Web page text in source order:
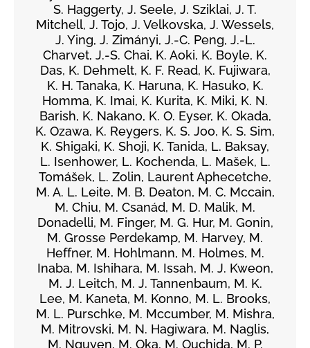
S. Haggerty, J. Seele, J. Sziklai, J. T.
Mitchell, J. Tojo, J. Velkovska, J. Wessels,
J. Ying, J. Zimányi, J.-C. Peng, J.-L.
Charvet, J.-S. Chai, K. Aoki, K. Boyle, K.
Das, K. Dehmelt, K. F. Read, K. Fujiwara,
K. H. Tanaka, K. Haruna, K. Hasuko, K.
Homma, K. Imai, K. Kurita, K. Miki, K. N.
Barish, K. Nakano, K. O. Eyser, K. Okada,
K. Ozawa, K. Reygers, K. S. Joo, K. S. Sim,
K. Shigaki, K. Shoji, K. Tanida, L. Baksay,
L. Isenhower, L. Kochenda, L. Mašek, L.
Tomášek, L. Zolin, Laurent Aphecetche,
M. A. L. Leite, M. B. Deaton, M. C. Mccain,
M. Chiu, M. Csanád, M. D. Malik, M.
Donadelli, M. Finger, M. G. Hur, M. Gonin,
M. Grosse Perdekamp, M. Harvey, M.
Heffner, M. Hohlmann, M. Holmes, M.
Inaba, M. Ishihara, M. Issah, M. J. Kweon,
M. J. Leitch, M. J. Tannenbaum, M. K.
Lee, M. Kaneta, M. Konno, M. L. Brooks,
M. L. Purschke, M. Mccumber, M. Mishra,
M. Mitrovski, M. N. Hagiwara, M. Naglis,
M. Nguyen, M. Oka, M. Ouchida, M. P.